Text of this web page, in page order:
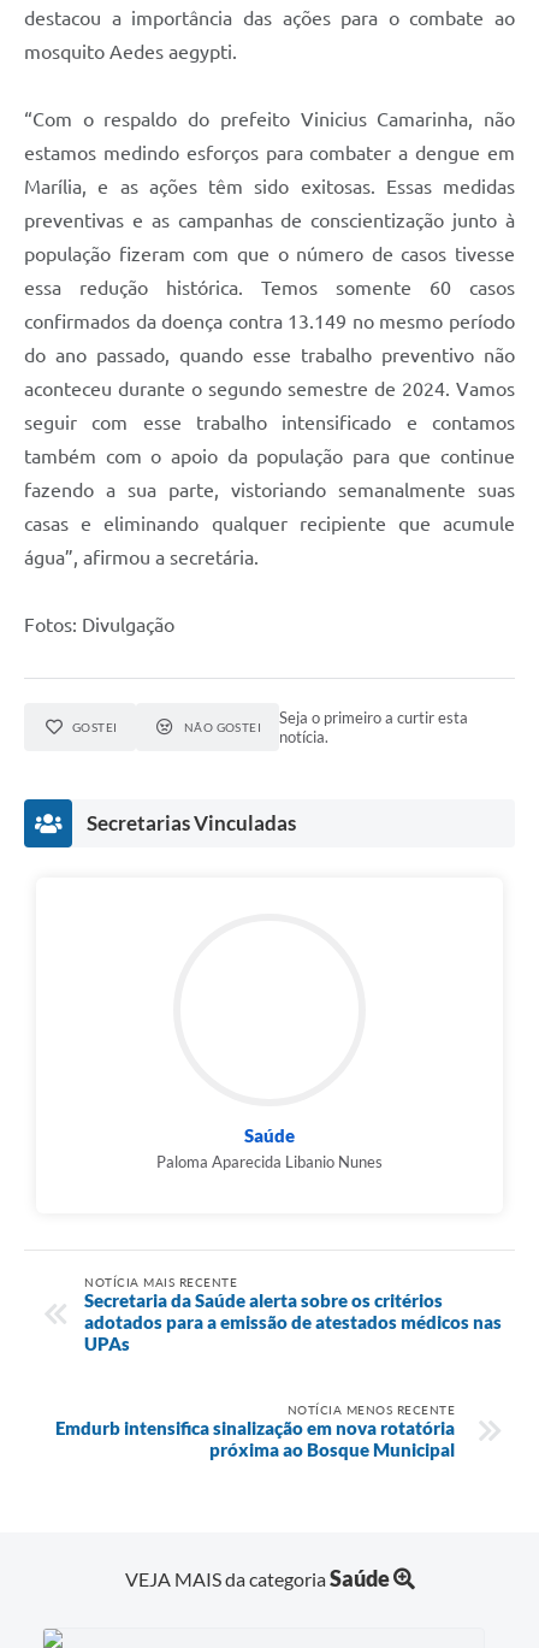
destacou a importância das ações para o combate ao
mosquito Aedes aegypti.
“Com o respaldo do prefeito Vinicius Camarinha, não
estamos medindo esforços para combater a dengue em
Marília, e as ações têm sido exitosas. Essas medidas
preventivas e as campanhas de conscientização junto à
população fizeram com que o número de casos tivesse
essa redução histórica. Temos somente 60 casos
confirmados da doença contra 13.149 no mesmo período
do ano passado, quando esse trabalho preventivo não
aconteceu durante o segundo semestre de 2024. Vamos
seguir com esse trabalho intensificado e contamos
também com o apoio da população para que continue
fazendo a sua parte, vistoriando semanalmente suas
casas e eliminando qualquer recipiente que acumule
água”, afirmou a secretária.
Fotos: Divulgação
GOSTEI NÃO GOSTEI
Seja o primeiro a curtir esta
notícia.
Secretarias Vinculadas
Saúde
Paloma Aparecida Libanio Nunes
NOTÍCIA MAIS RECENTE
Secretaria da Saúde alerta sobre os critérios
adotados para a emissão de atestados médicos nas
UPAs
NOTÍCIA MENOS RECENTE
Emdurb intensifica sinalização em nova rotatória
próxima ao Bosque Municipal
VEJA MAIS da categoriaSaúde